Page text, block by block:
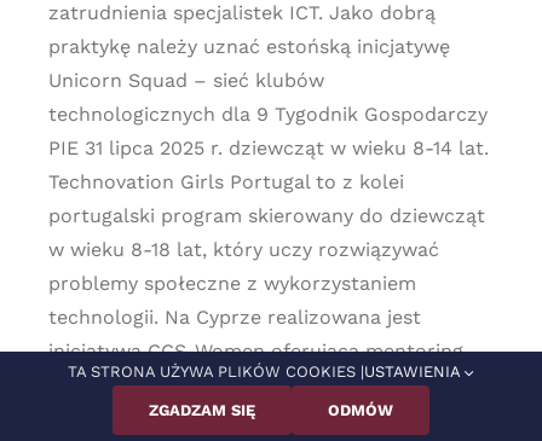
zatrudnienia specjalistek ICT. Jako dobrą
praktykę należy uznać estońską inicjatywę
Unicorn Squad – sieć klubów
technologicznych dla 9 Tygodnik Gospodarczy
PIE 31 lipca 2025 r. dziewcząt w wieku 8-14 lat.
Technovation Girls Portugal to z kolei
portugalski program skierowany do dziewcząt
w wieku 8-18 lat, który uczy rozwiązywać
problemy społeczne z wykorzystaniem
technologii. Na Cyprze realizowana jest
inicjatywa CCS-Women oferująca mentoring,
warsztaty i spotkania networkingowe oraz
prezentację historii sukcesu kobiet w branży.
TA STRONA UŻYWA PLIKÓW COOKIES |USTAWIENIA
ZGADZAM SIĘ ODMÓW